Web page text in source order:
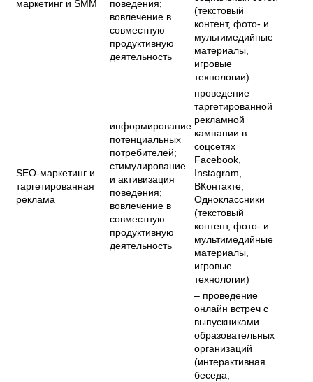
маркетинг и SMM
поведения;
вовлечение в
совместную
продуктивную
деятельность
(текстовый
контент, фото- и
мультимедийные
материалы,
игровые
технологии)
SEO-маркетинг и
таргетированная
реклама
информирование
потенциальных
потребителей;
стимулирование
и активизация
поведения;
вовлечение в
совместную
продуктивную
деятельность
проведение
таргетированной
рекламной
кампании в
соцсетях
Facebook,
Instagram,
ВКонтакте,
Одноклассники
(текстовый
контент, фото- и
мультимедийные
материалы,
игровые
технологии)
– проведение
онлайн встреч с
выпускниками
образовательных
организаций
(интерактивная
беседа,